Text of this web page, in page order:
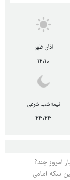
اذان ظهر
۱۲:۱۰
نیمه‌شب شرعی
۲۳:۲۳